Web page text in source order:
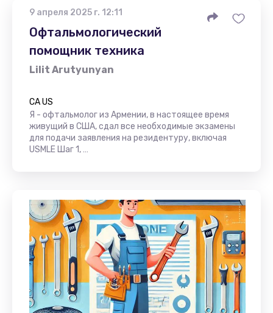
9 апреля 2025 г. 12:11
Офтальмологический
помощник техника
Lilit Arutyunyan
CA US
Я - офтальмолог из Армении, в настоящее время
живущий в США, сдал все необходимые экзамены
для подачи заявления на резидентуру, включая
USMLE Шаг 1, …